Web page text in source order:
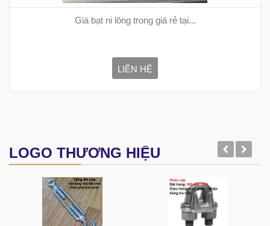
Giá bạt ni lông trong giá rẻ tại...
LIÊN HỆ
LOGO THƯƠNG HIỆU